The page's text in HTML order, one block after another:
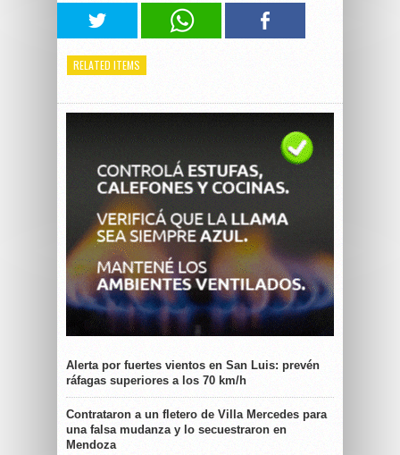
RELATED ITEMS
Alerta por fuertes vientos en San Luis: prevén
ráfagas superiores a los 70 km/h
Contrataron a un fletero de Villa Mercedes para
una falsa mudanza y lo secuestraron en
Mendoza